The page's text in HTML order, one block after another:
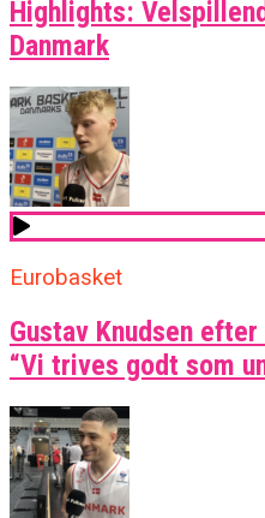
Highlights:
Danmark
Eurobasket
Gustav Knudsen
“Vi trives godt som